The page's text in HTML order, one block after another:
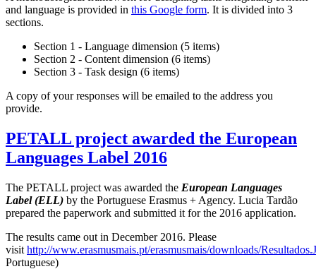
and language is provided in this Google form. It is divided into 3
sections.
Section 1 - Language dimension (5 items)
Section 2 - Content dimension (6 items)
Section 3 - Task design (6 items)
A copy of your responses will be emailed to the address you
provide.
PETALL project awarded the European
Languages Label 2016
The PETALL project was awarded the European Languages
Label (ELL) by the Portuguese Erasmus + Agency. Lucia Tardão
prepared the paperwork and submitted it for the 2016 application.
The results came out in December 2016. Please
visit http://www.erasmusmais.pt/erasmusmais/downloads/
Portuguese)